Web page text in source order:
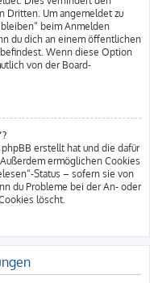
Dritten. Um angemeldet zu
beim Anmelden
du dich an einem öffentlichen
Wenn diese Option
von der Board-
erstellt hat und die dafür
ermöglichen Cookies
Status – sofern sie von
du Probleme bei der An- oder
löscht.